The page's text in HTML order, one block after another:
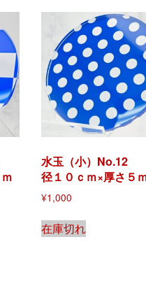
水玉（小）
径１０ｃｍ×厚さ５
¥1,000
在庫切れ